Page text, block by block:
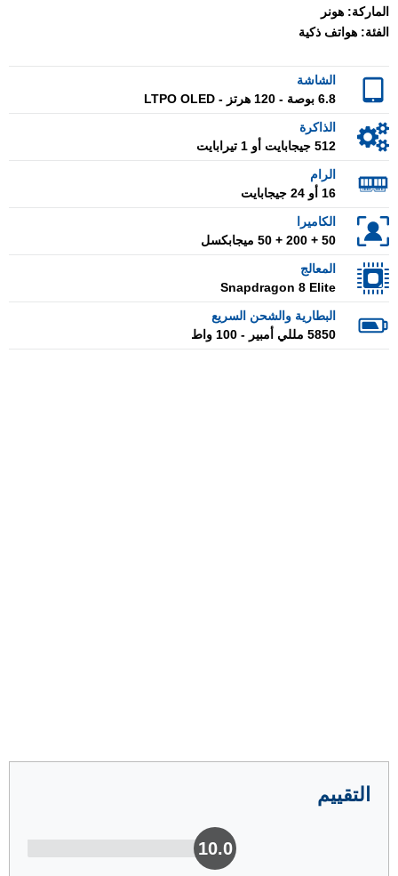
الماركة: هونر
الفئة: هواتف ذكية
الشاشة
6.8 بوصة - 120 هرتز - LTPO OLED
الذاكرة
512 جيجابايت أو 1 تيرابايت
الرام
16 أو 24 جيجابايت
الكاميرا
50 + 200 + 50 ميجابكسل
المعالج
Snapdragon 8 Elite
البطارية والشحن السريع
5850 مللي أمبير - 100 واط
التقييم
10.0